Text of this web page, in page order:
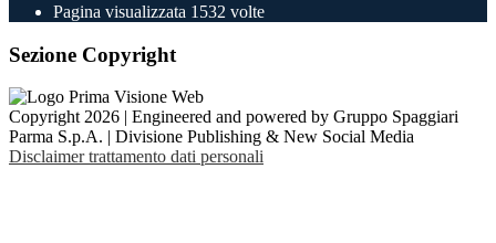
Pagina visualizzata 1532 volte
Sezione Copyright
Copyright 2026 | Engineered and powered by Gruppo Spaggiari
Parma S.p.A. | Divisione Publishing & New Social Media
Disclaimer trattamento dati personali